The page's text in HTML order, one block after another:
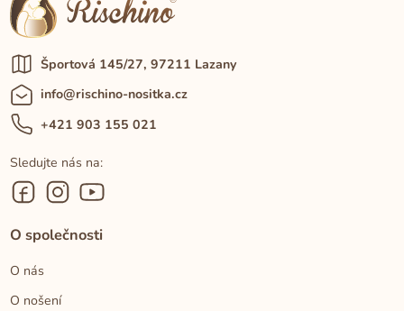
Športová 145/27, 97211 Lazany
info@rischino-nositka.cz
+421 903 155 021
Sledujte nás na:
O společnosti
O nás
O nošení